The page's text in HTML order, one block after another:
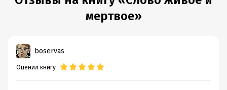
мертвое»
boservas
Оценил книгу